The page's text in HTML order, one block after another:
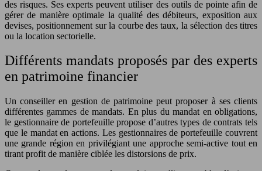
des risques. Ses experts peuvent utiliser des outils de pointe afin de
gérer de manière optimale la qualité des débiteurs, exposition aux
devises, positionnement sur la courbe des taux, la sélection des titres
ou la location sectorielle.
Différents mandats proposés par des experts
en patrimoine financier
Un conseiller en gestion de patrimoine peut proposer à ses clients
différentes gammes de mandats. En plus du mandat en obligations,
le gestionnaire de portefeuille propose d’autres types de contrats tels
que le mandat en actions. Les gestionnaires de portefeuille couvrent
une grande région en privilégiant une approche semi-active tout en
tirant profit de manière ciblée les distorsions de prix.